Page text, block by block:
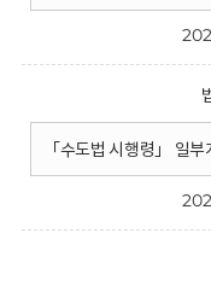
「수도법 시행령」 일